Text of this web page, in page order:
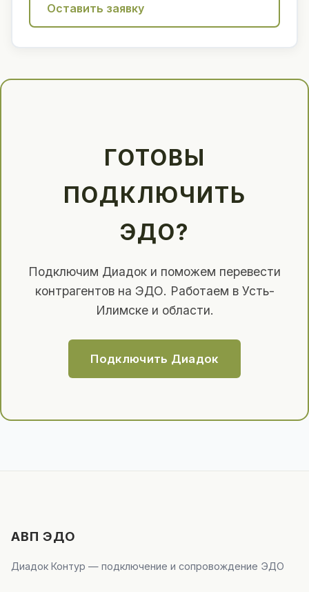
Оставить заявку
ГОТОВЫ
ПОДКЛЮЧИТЬ
ЭДО?
Подключим Диадок и поможем перевести
контрагентов на ЭДО. Работаем в Усть-
Илимске и области.
Подключить Диадок
АВП ЭДО
Диадок Контур — подключение и сопровождение ЭДО